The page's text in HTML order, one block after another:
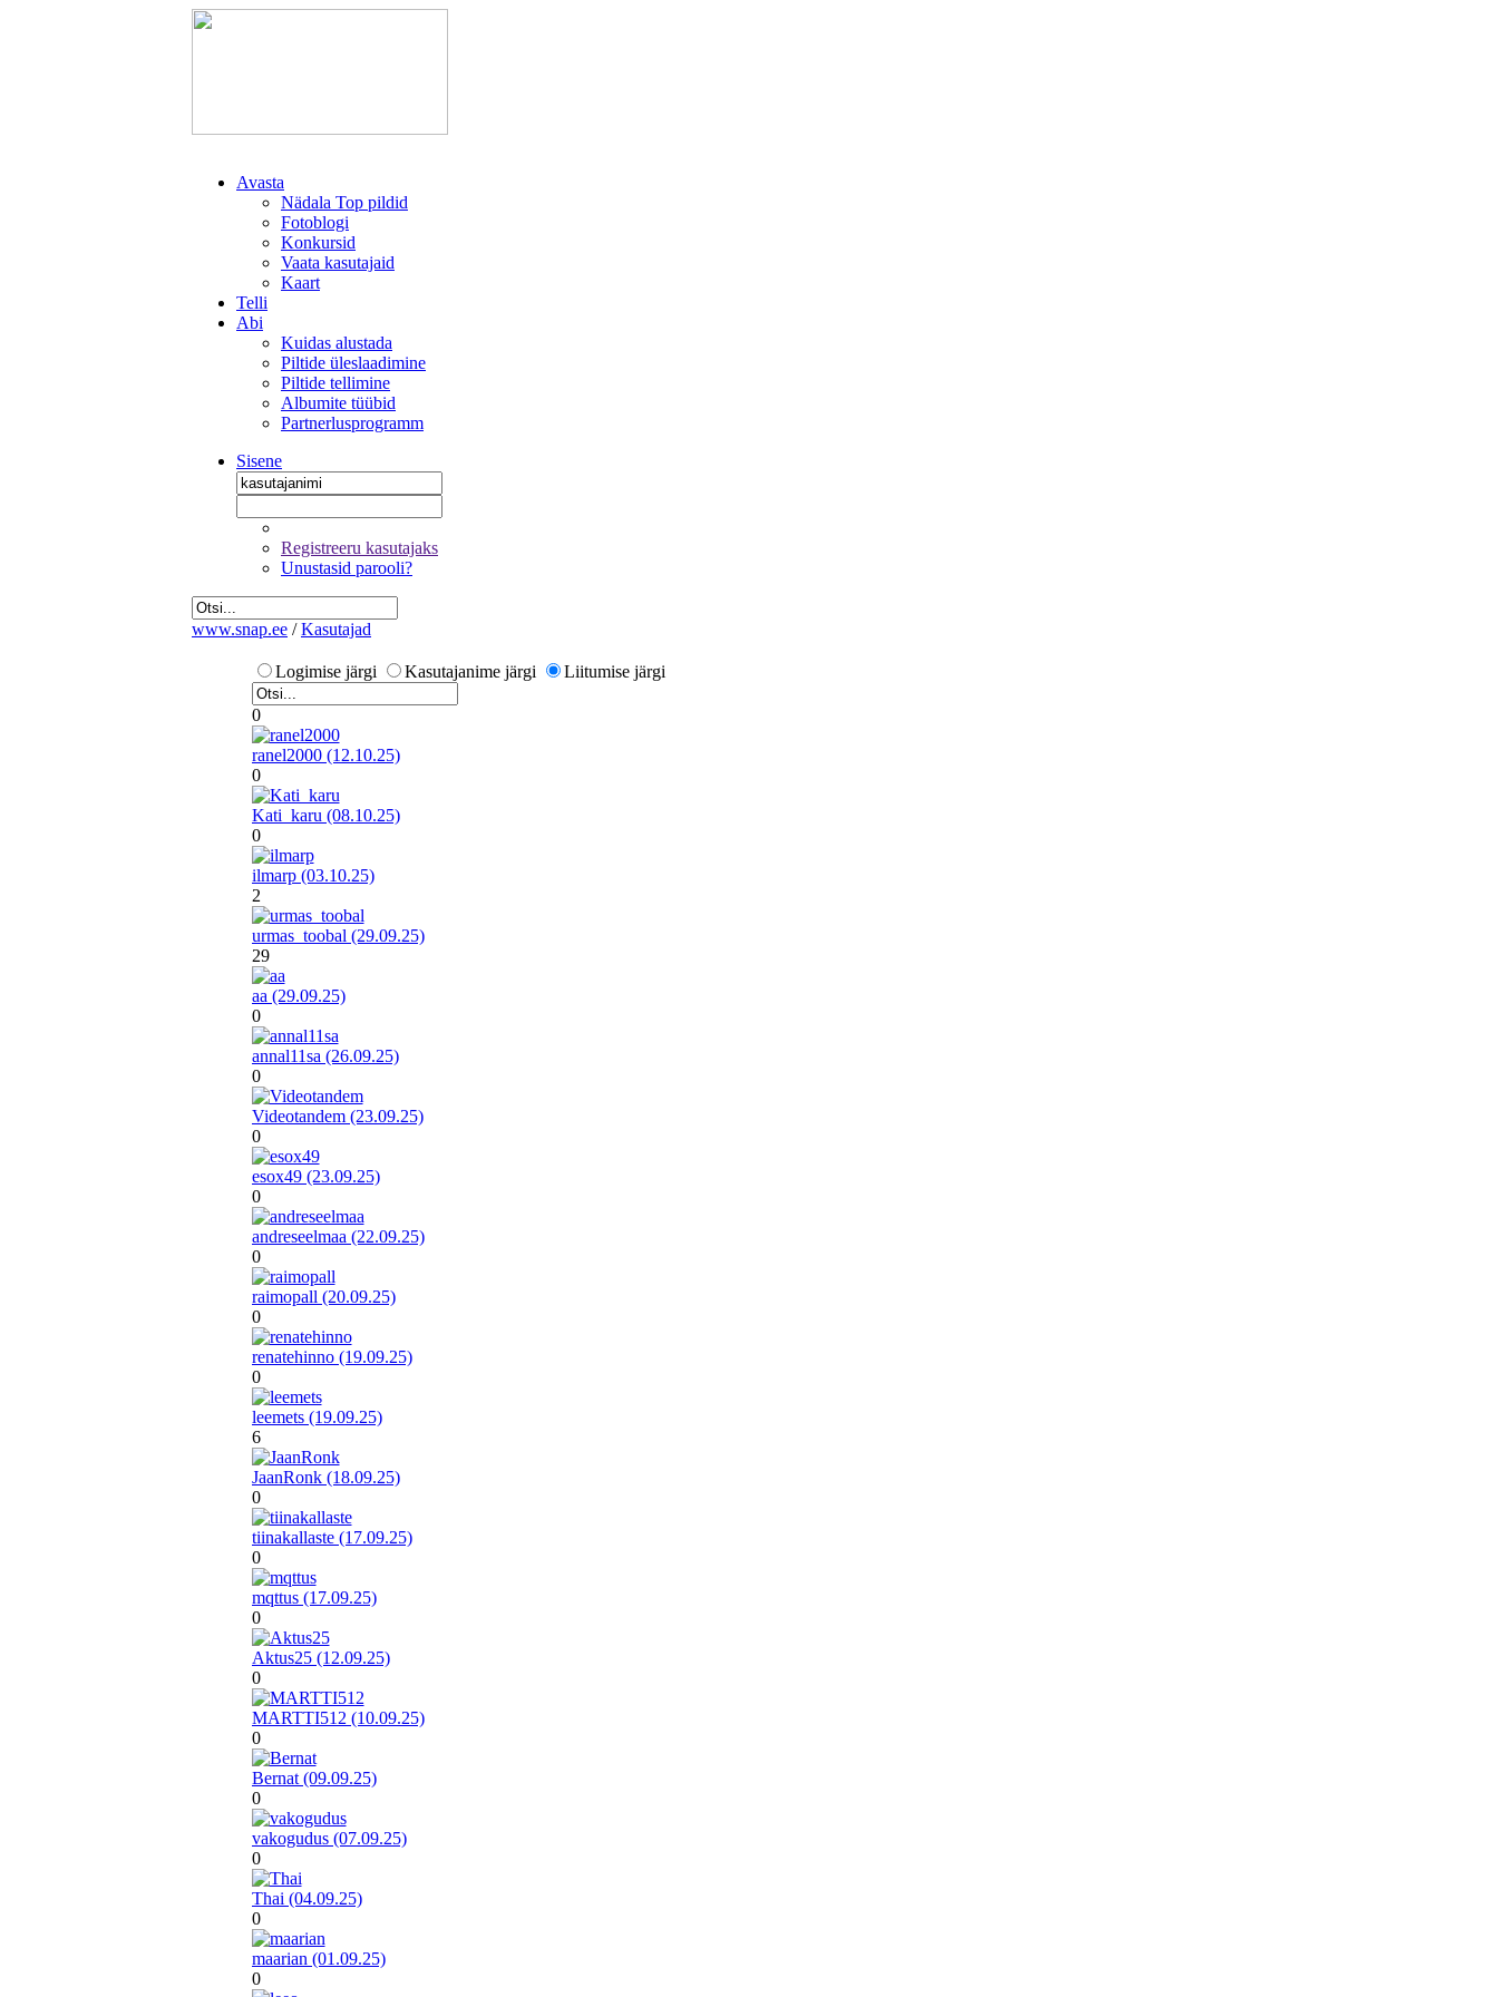
Avasta
Nädala Top pildid
Fotoblogi
Konkursid
Vaata kasutajaid
Kaart
Telli
Abi
Kuidas alustada
Piltide üleslaadimine
Piltide tellimine
Albumite tüübid
Partnerlusprogramm
Sisene
Registreeru kasutajaks
Unustasid parooli?
www.snap.ee / Kasutajad
Logimise järgi Kasutajanime järgi Liitumise järgi
0
ranel2000 (12.10.25)
0
Kati_karu (08.10.25)
0
ilmarp (03.10.25)
2
urmas_toobal (29.09.25)
29
aa (29.09.25)
0
annal11sa (26.09.25)
0
Videotandem (23.09.25)
0
esox49 (23.09.25)
0
andreseelmaa (22.09.25)
0
raimopall (20.09.25)
0
renatehinno (19.09.25)
0
leemets (19.09.25)
6
JaanRonk (18.09.25)
0
tiinakallaste (17.09.25)
0
mqttus (17.09.25)
0
Aktus25 (12.09.25)
0
MARTTI512 (10.09.25)
0
Bernat (09.09.25)
0
vakogudus (07.09.25)
0
Thai (04.09.25)
0
maarian (01.09.25)
0